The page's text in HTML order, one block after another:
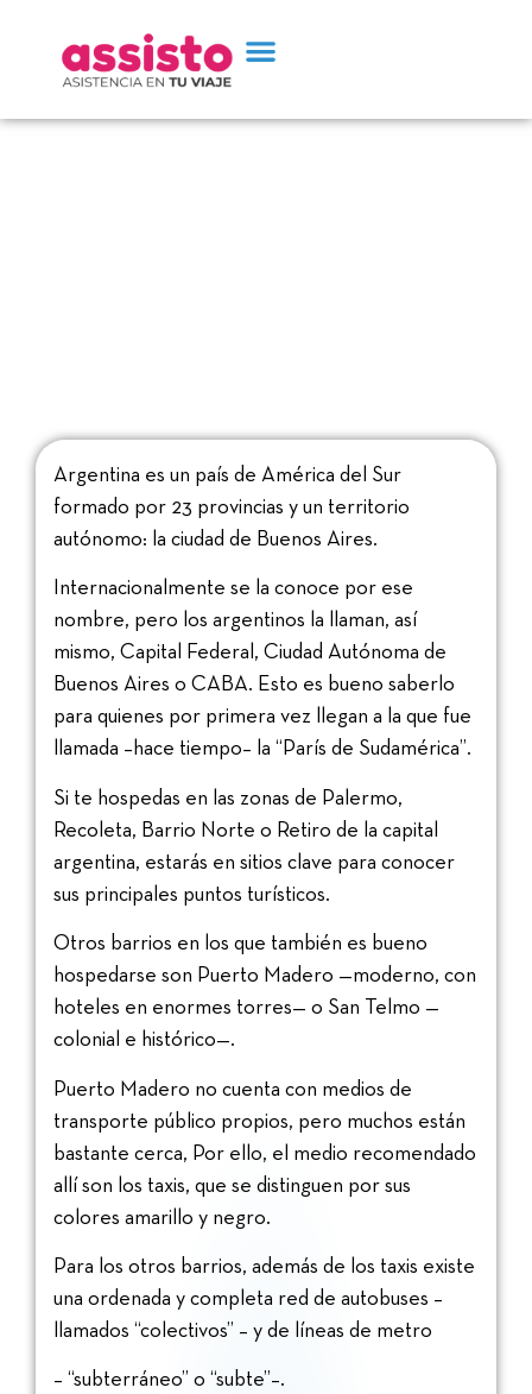
Argentina es un país de América del Sur
formado por 23 provincias y un territorio
autónomo: la ciudad de Buenos Aires.
Internacionalmente se la conoce por ese
nombre, pero los argentinos la llaman, así
mismo, Capital Federal, Ciudad Autónoma de
Buenos Aires o CABA. Esto es bueno saberlo
para quienes por primera vez llegan a la que fue
llamada –hace tiempo– la “París de Sudamérica”.
Si te hospedas en las zonas de Palermo,
Recoleta, Barrio Norte o Retiro de la capital
argentina, estarás en sitios clave para conocer
sus principales puntos turísticos.
Otros barrios en los que también es bueno
hospedarse son Puerto Madero —moderno, con
hoteles en enormes torres— o San Telmo —
colonial e histórico—.
Puerto Madero no cuenta con medios de
transporte público propios, pero muchos están
bastante cerca, Por ello, el medio recomendado
allí son los taxis, que se distinguen por sus
colores amarillo y negro.
Para los otros barrios, además de los taxis existe
una ordenada y completa red de autobuses –
llamados “colectivos” – y de líneas de metro
– “subterráneo” o “subte”–.